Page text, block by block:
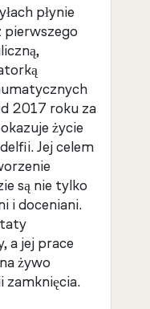
płynie
pierwszego
2017 roku za
życie
Jej celem
są nie tylko
i doceniani.
a jej prace
żywo
zamknięcia.